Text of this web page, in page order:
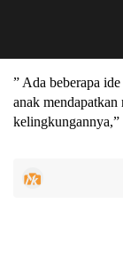
” Ada beberapa
anak